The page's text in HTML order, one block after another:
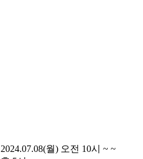
2024.07.08(월) 오전 10시 ~ ~